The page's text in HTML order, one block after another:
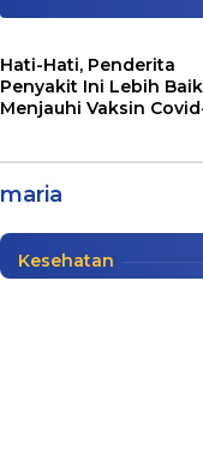
Hati-Hati, Penderita
Penyakit Ini Lebih Baik
Menjauhi Vaksin
maria
Hadapi
Nasional
Kesehatan